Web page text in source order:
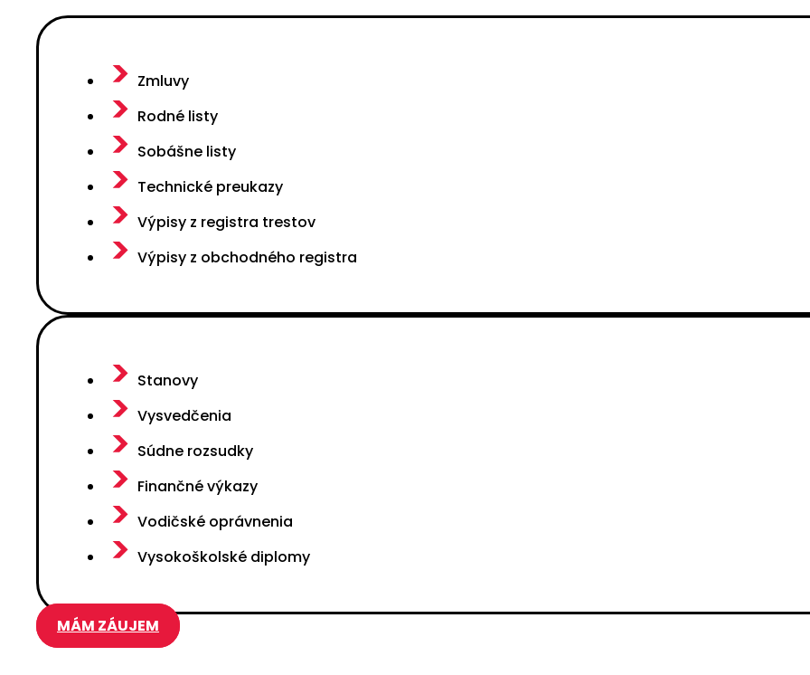
Zmluvy
Rodné listy
Sobášne listy
Technické preukazy
Výpisy z registra trestov
Výpisy z obchodného registra
Stanovy
Vysvedčenia
Súdne rozsudky
Finančné výkazy
Vodičské oprávnenia
Vysokoškolské diplomy
MÁM ZÁUJEM